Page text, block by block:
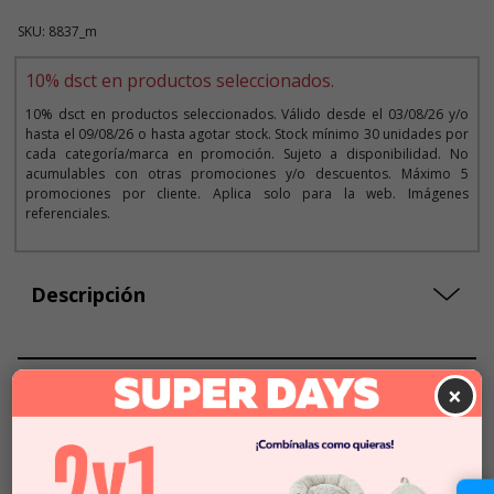
SKU: 8837_m
10% dsct en productos seleccionados.
10% dsct en productos seleccionados. Válido desde el 03/08/26 y/o
hasta el 09/08/26 o hasta agotar stock. Stock mínimo 30 unidades por
cada categoría/marca en promoción. Sujeto a disponibilidad. No
acumulables con otras promociones y/o descuentos. Máximo 5
promociones por cliente. Aplica solo para la web. Imágenes
referenciales.
Descripción
Seleccionar Formato
$62.990 $56.691
Talla S
$62.990
$56.691
×